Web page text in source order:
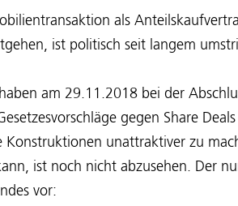
als
ist politisch seit langem
am 29.11.2018 bei der
gegen Share
Konstruktionen unattraktiver zu
ist noch nicht abzusehen. Der
vor: